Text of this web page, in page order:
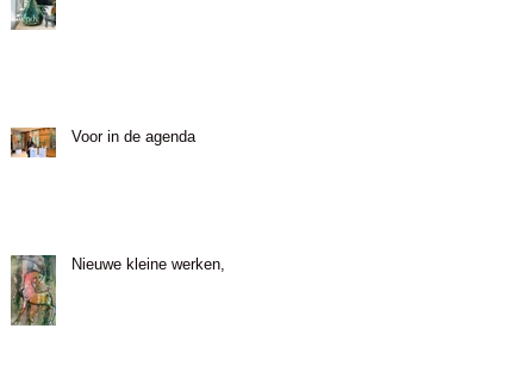
Voor in de agenda
Nieuwe kleine werken,